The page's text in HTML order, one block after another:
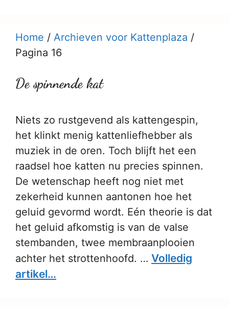
Home / Archieven voor Kattenplaza /
Pagina 16
De spinnende kat
Niets zo rustgevend als kattengespin,
het klinkt menig kattenliefhebber als
muziek in de oren. Toch blijft het een
raadsel hoe katten nu precies spinnen.
De wetenschap heeft nog niet met
zekerheid kunnen aantonen hoe het
geluid gevormd wordt. Eén theorie is dat
het geluid afkomstig is van de valse
stembanden, twee membraanplooien
achter het strottenhoofd. … Volledig
artikel…